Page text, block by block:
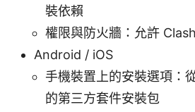
裝依賴
權限與防火牆：允許
Android / iOS
手機裝置上的安裝選項：
的第三方套件安裝包